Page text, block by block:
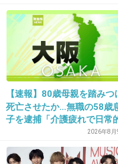
仕事紹介って怪しい
20. 匿名2026/07/08(水) 16:57:51
>>7
また言ってるよ反日民族
2件の返信
【速報】80歳母親を踏みつ
死亡させたか…無職の58歳
子を逮捕「介護疲れで日常
に暴行」肋骨８本折れ体に
多数の痕 大阪・岬町
2026年8月